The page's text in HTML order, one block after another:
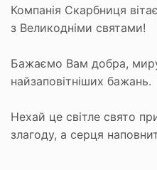
Компанія Скарбниця
з Великодніми святами!
Бажаємо Вам добра,
найзаповітніших бажань.
Нехай це світле свято
злагоду, а серця